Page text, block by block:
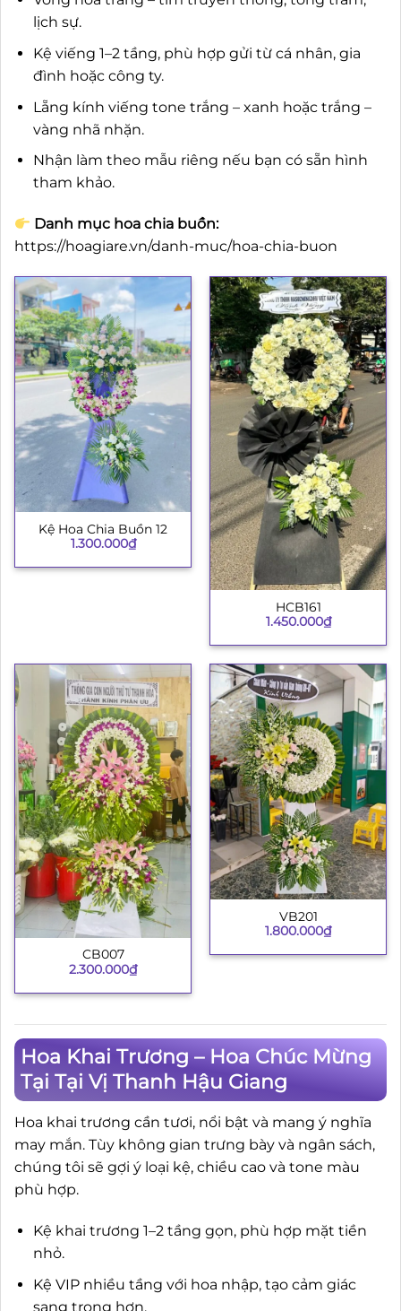
lịch sự.
Kệ viếng 1–2 tầng, phù hợp gửi từ cá nhân, gia
đình hoặc công ty.
Lẵng kính viếng tone trắng – xanh hoặc trắng –
vàng nhã nhặn.
Nhận làm theo mẫu riêng nếu bạn có sẵn hình
tham khảo.
Danh mục hoa chia buồn:
https://hoagiare.vn/danh-muc/hoa-chia-buon
Kệ Hoa Chia Buồn 12
1.300.000₫
HCB161
1.450.000₫
CB007
2.300.000₫
VB201
1.800.000₫
Hoa Khai Trương – Hoa Chúc Mừng
Tại Tại Vị Thanh Hậu Giang
Hoa khai trương cần tươi, nổi bật và mang ý nghĩa
may mắn. Tùy không gian trưng bày và ngân sách,
chúng tôi sẽ gợi ý loại kệ, chiều cao và tone màu
phù hợp.
Kệ khai trương 1–2 tầng gọn, phù hợp mặt tiền
nhỏ.
Kệ VIP nhiều tầng với hoa nhập, tạo cảm giác
sang trọng hơn.